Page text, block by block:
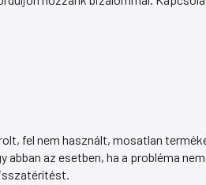
fel nem használt, mosatlan
abban az esetben, ha a probléma